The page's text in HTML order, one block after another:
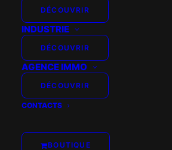
DÉCOUVRIR
INDUSTRIE
DÉCOUVRIR
AGENCE IMMO
DÉCOUVRIR
CONTACTS
BOUTIQUE